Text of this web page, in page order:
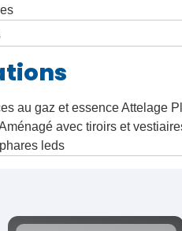
au gaz et essence Attelage
avec tiroirs et
leds